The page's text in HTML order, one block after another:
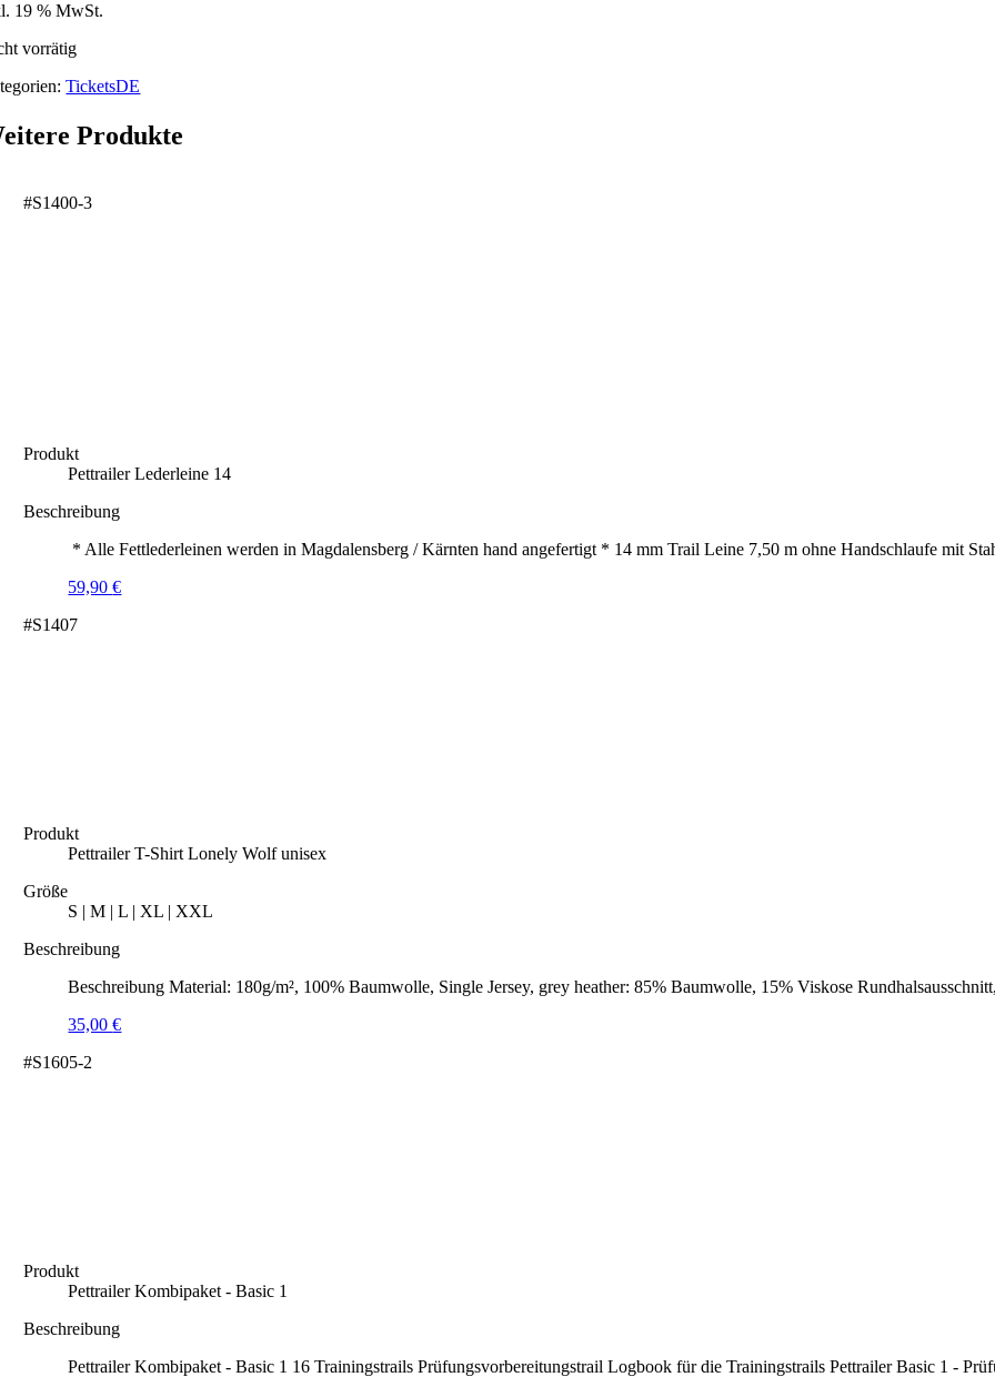
19 % MwSt.
vorrätig
TicketsDE
Produkte
#S1400-3
Produkt
Pettrailer Lederleine 14
Beschreibung
* Alle Fettlederleinen werden in Magdalensberg / Kärnten hand angefertigt * 14 mm Trail Leine 7,50 m ohne Handschlaufe mit
59,90€
#S1407
Produkt
Pettrailer T-Shirt Lonely Wolf unisex
Größe
S | M | L | XL | XXL
Beschreibung
Beschreibung Material: 180g/m², 100% Baumwolle, Single Jersey, grey heather: 85% Baumwolle, 15% Viskose
35,00€
#S1605-2
Produkt
Pettrailer Kombipaket - Basic 1
Beschreibung
Pettrailer Kombipaket - Basic 1 16 Trainingstrails Prüfungsvorbereitungstrail Logbook für die Trainingstrails Pettrailer Basic 1 -